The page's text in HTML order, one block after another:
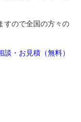
すので全国の方々の
談・お見積（無料）